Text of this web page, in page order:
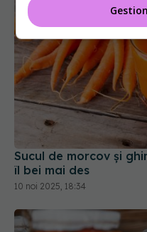
Sucul de morcov și
îl bei mai des
10 noi 2025, 18:34